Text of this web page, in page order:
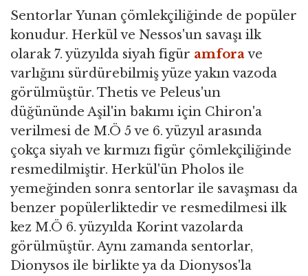
Sentorlar Yunan çömlekçiliğinde de popüler
konudur. Herkül ve Nessos'un savaşı ilk
olarak 7. yüzyılda siyah figür amforave
varlığını sürdürebilmiş yüze yakın vazoda
görülmüştür. Thetis ve Peleus'un
düğününde Aşil'in bakımı için Chiron'a
verilmesi de M.Ö 5 ve 6. yüzyıl arasında
çokça siyah ve kırmızı figür çömlekçiliğinde
resmedilmiştir. Herkül'ün Pholos ile
yemeğinden sonra sentorlar ile savaşması da
benzer popülerliktedir ve resmedilmesi ilk
kez M.Ö 6. yüzyılda Korint vazolarda
görülmüştür. Aynı zamanda sentorlar,
Dionysos ile birlikte ya da Dionysos'la